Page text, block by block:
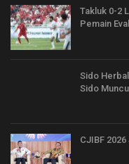
Takluk 0-2
Pemain
Sido
Sido
CJIBF